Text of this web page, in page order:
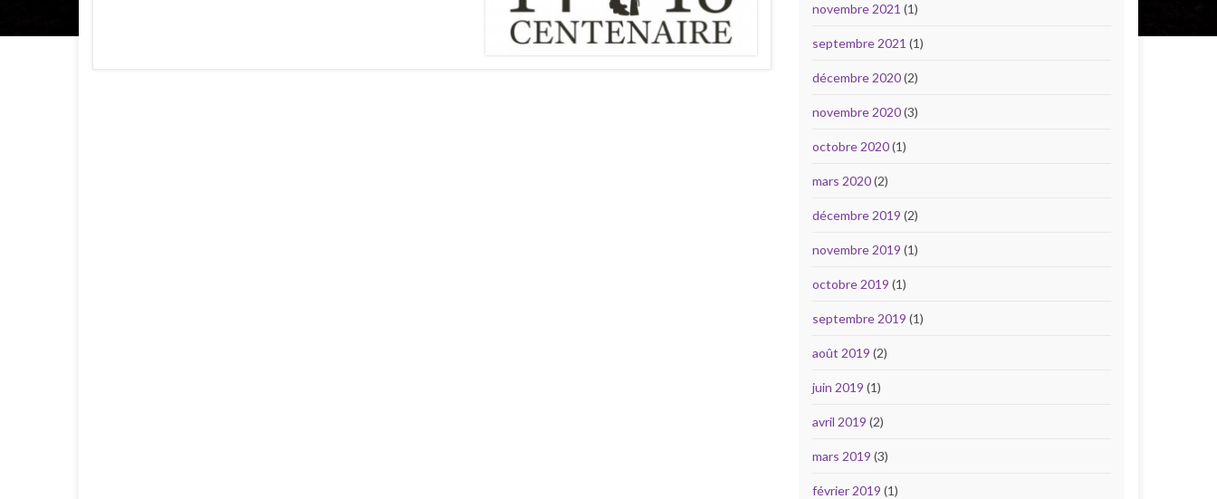
novembre 2021 (1)
septembre 2021 (1)
décembre 2020(2)
novembre 2020(3)
octobre 2020(1)
mars 2020(2)
décembre 2019 (2)
novembre 2019 (1)
octobre 2019 (1)
septembre 2019 (1)
août 2019 (2)
juin 2019 (1)
avril 2019 (2)
mars 2019 (3)
février 2019 (1)